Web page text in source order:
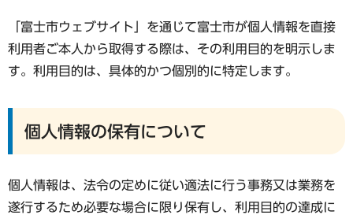
「富士市ウェブサイト」を通じて富士市が個人情報を直接
利用者ご本人から取得する際は、その利用目的を明示しま
す。利用目的は、具体的かつ個別的に特定します。
個人情報の保有について
個人情報は、法令の定めに従い適法に行う事務又は業務を
遂行するため必要な場合に限り保有し、利用目的の達成に